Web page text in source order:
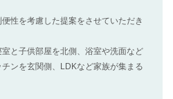
性を考慮した提案をさせていただき
と子供部屋を北側、浴室や洗面など
ンを玄関側、LDKなど家族が集まる